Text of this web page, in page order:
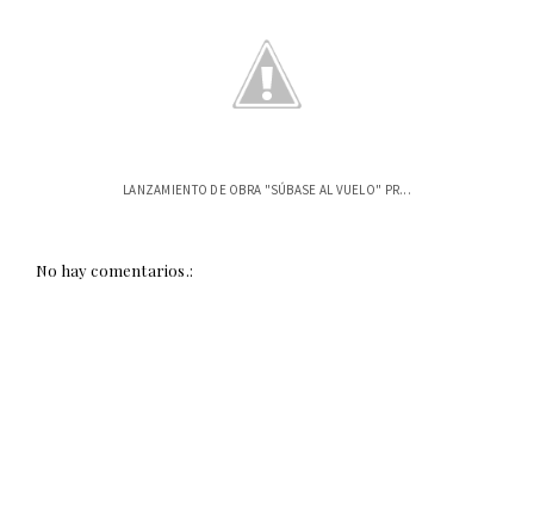
LANZAMIENTO DE OBRA "SÚBASE AL VUELO" PR...
No hay comentarios.: